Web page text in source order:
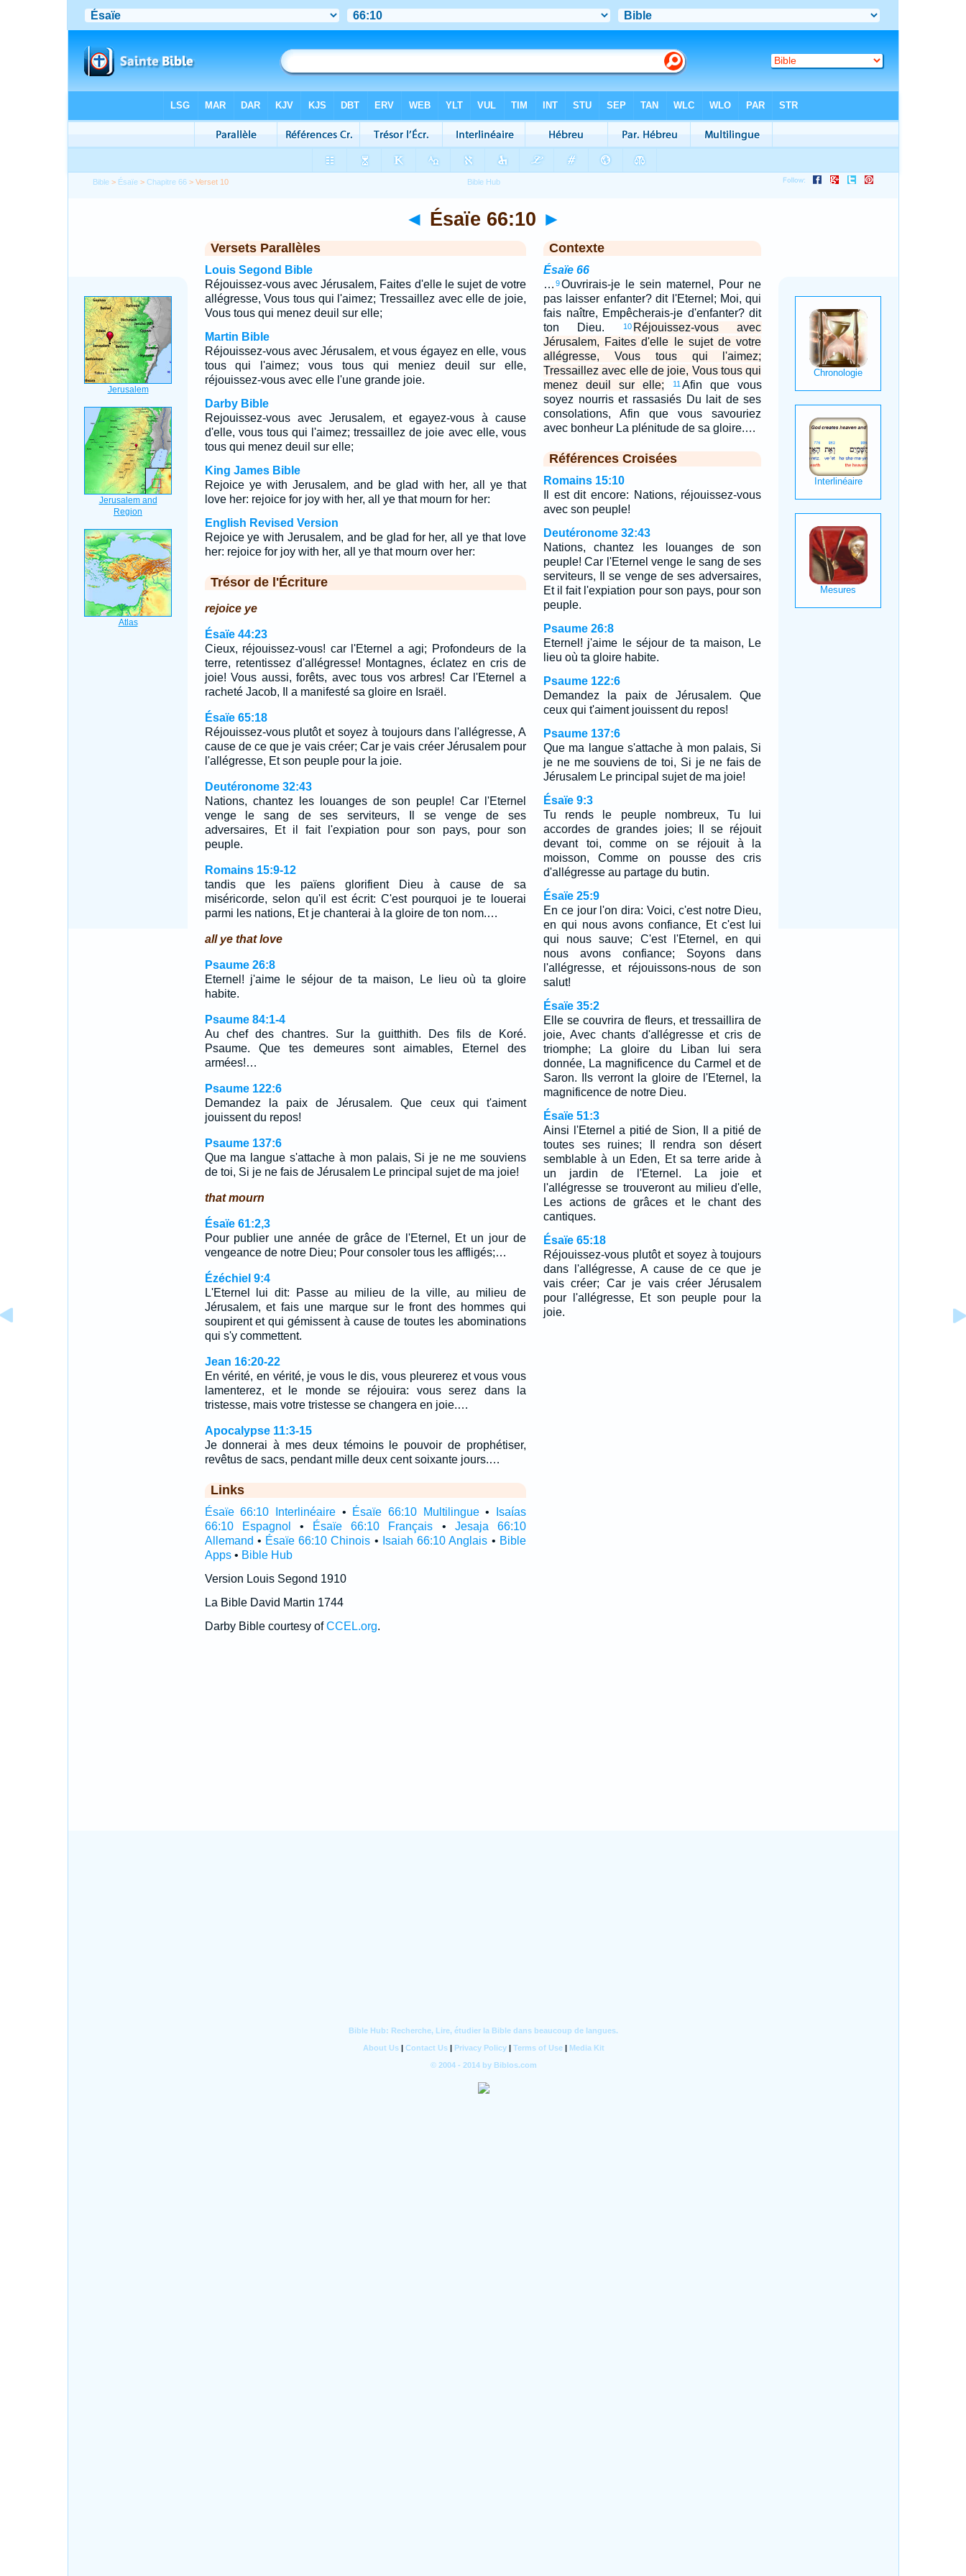
Bible > Ésaïe >Chapitre 66 > Verset 10
◄ Ésaïe 66:10 ►
Versets Parallèles
Louis Segond Bible
Réjouissez-vous avec Jérusalem, Faites d'elle le sujet de votre
allégresse, Vous tous qui l'aimez; Tressaillez avec elle de joie,
Vous tous qui menez deuil sur elle;
Martin Bible
Réjouissez-vous avec Jérusalem, et vous égayez en elle, vous
tous qui l'aimez; vous tous qui meniez deuil sur elle,
réjouissez-vous avec elle l'une grande joie.
Darby Bible
Rejouissez-vous avec Jerusalem, et egayez-vous à cause
d'elle, vous tous qui l'aimez; tressaillez de joie avec elle, vous
tous qui menez deuil sur elle;
King James Bible
Rejoice ye with Jerusalem, and be glad with her, all ye that
love her: rejoice for joy with her, all ye that mourn for her:
English Revised Version
Rejoice ye with Jerusalem, and be glad for her, all ye that love
her: rejoice for joy with her, all ye that mourn over her:
Trésor de l'Écriture
rejoice ye
Ésaïe 44:23
Cieux, réjouissez-vous! car l'Eternel a agi; Profondeurs de la
terre, retentissez d'allégresse! Montagnes, éclatez en cris de
joie! Vous aussi, forêts, avec tous vos arbres! Car l'Eternel a
racheté Jacob, Il a manifesté sa gloire en Israël.
Ésaïe 65:18
Réjouissez-vous plutôt et soyez à toujours dans l'allégresse, A
cause de ce que je vais créer; Car je vais créer Jérusalem pour
l'allégresse, Et son peuple pour la joie.
Deutéronome 32:43
Nations, chantez les louanges de son peuple! Car l'Eternel
venge le sang de ses serviteurs, Il se venge de ses
adversaires, Et il fait l'expiation pour son pays, pour son
peuple.
Romains 15:9-12
tandis que les païens glorifient Dieu à cause de sa
miséricorde, selon qu'il est écrit: C'est pourquoi je te louerai
parmi les nations, Et je chanterai à la gloire de ton nom.…
all ye that love
Psaume 26:8
Eternel! j'aime le séjour de ta maison, Le lieu où ta gloire
habite.
Psaume 84:1-4
Au chef des chantres. Sur la guitthith. Des fils de Koré.
Psaume. Que tes demeures sont aimables, Eternel des
armées!…
Psaume 122:6
Demandez la paix de Jérusalem. Que ceux qui t'aiment
jouissent du repos!
Psaume 137:6
Que ma langue s'attache à mon palais, Si je ne me souviens
de toi, Si je ne fais de Jérusalem Le principal sujet de ma joie!
that mourn
Ésaïe 61:2,3
Pour publier une année de grâce de l'Eternel, Et un jour de
vengeance de notre Dieu; Pour consoler tous les affligés;…
Ézéchiel 9:4
L'Eternel lui dit: Passe au milieu de la ville, au milieu de
Jérusalem, et fais une marque sur le front des hommes qui
soupirent et qui gémissent à cause de toutes les abominations
qui s'y commettent.
Jean 16:20-22
En vérité, en vérité, je vous le dis, vous pleurerez et vous vous
lamenterez, et le monde se réjouira: vous serez dans la
tristesse, mais votre tristesse se changera en joie.…
Apocalypse 11:3-15
Je donnerai à mes deux témoins le pouvoir de prophétiser,
revêtus de sacs, pendant mille deux cent soixante jours.…
Links
Ésaïe 66:10 Interlinéaire• Ésaïe 66:10 Multilingue•
Isaías
66:10 Espagnol
• Ésaïe 66:10 Français • Jesaja 66:10
Allemand • Ésaïe 66:10 Chinois • Isaiah 66:10 Anglais • Bible
Apps• Bible Hub
Version Louis Segond 1910
La Bible David Martin 1744
Darby Bible courtesy ofCCEL.org.
Contexte
Ésaïe 66
… 9Ouvrirais-je le sein maternel, Pour ne
pas laisser enfanter? dit l'Eternel; Moi, qui
fais naître, Empêcherais-je d'enfanter? dit
ton Dieu.
10 Réjouissez-vous avec
Jérusalem, Faites d'elle le sujet de votre
allégresse, Vous tous qui l'aimez;
Tressaillez avec elle de joie, Vous tous qui
menez deuil sur elle;
11 Afin que vous
soyez nourris et rassasiés Du lait de ses
consolations, Afin que vous savouriez
avec bonheur La plénitude de sa gloire.…
Références Croisées
Romains 15:10
Il est dit encore: Nations, réjouissez-vous
avec son peuple!
Deutéronome 32:43
Nations, chantez les louanges de son
peuple! Car l'Eternel venge le sang de ses
serviteurs, Il se venge de ses adversaires,
Et il fait l'expiation pour son pays, pour son
peuple.
Psaume 26:8
Eternel! j'aime le séjour de ta maison, Le
lieu où ta gloire habite.
Psaume 122:6
Demandez la paix de Jérusalem. Que
ceux qui t'aiment jouissent du repos!
Psaume 137:6
Que ma langue s'attache à mon palais, Si
je ne me souviens de toi, Si je ne fais de
Jérusalem Le principal sujet de ma joie!
Ésaïe 9:3
Tu rends le peuple nombreux, Tu lui
accordes de grandes joies; Il se réjouit
devant toi, comme on se réjouit à la
moisson, Comme on pousse des cris
d'allégresse au partage du butin.
Ésaïe 25:9
En ce jour l'on dira: Voici, c'est notre Dieu,
en qui nous avons confiance, Et c'est lui
qui nous sauve; C'est l'Eternel, en qui
nous avons confiance; Soyons dans
l'allégresse, et réjouissons-nous de son
salut!
Ésaïe 35:2
Elle se couvrira de fleurs, et tressaillira de
joie, Avec chants d'allégresse et cris de
triomphe; La gloire du Liban lui sera
donnée, La magnificence du Carmel et de
Saron. Ils verront la gloire de l'Eternel, la
magnificence de notre Dieu.
Ésaïe 51:3
Ainsi l'Eternel a pitié de Sion, Il a pitié de
toutes ses ruines; Il rendra son désert
semblable à un Eden, Et sa terre aride à
un jardin de l'Eternel. La joie et
l'allégresse se trouveront au milieu d'elle,
Les actions de grâces et le chant des
cantiques.
Ésaïe 65:18
Réjouissez-vous plutôt et soyez à toujours
dans l'allégresse, A cause de ce que je
vais créer; Car je vais créer Jérusalem
pour l'allégresse, Et son peuple pour la
joie.